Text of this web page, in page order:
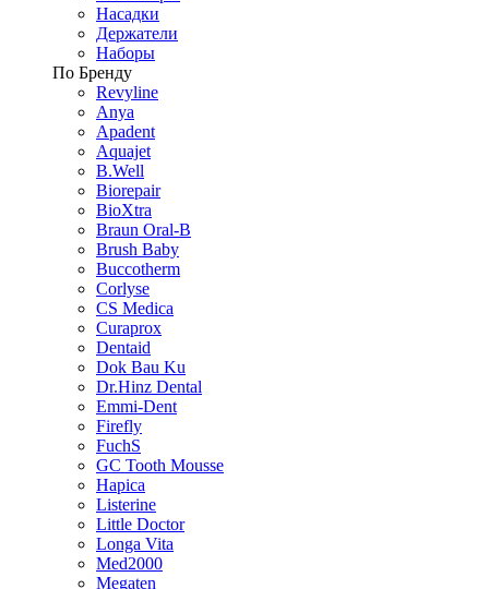
Насадки
Держатели
Наборы
По Бренду
Revyline
Anya
Apadent
Aquajet
B.Well
Biorepair
BioXtra
Braun Oral-B
Brush Baby
Buccotherm
Corlyse
CS Medica
Curaprox
Dentaid
Dok Bau Ku
Dr.Hinz Dental
Emmi-Dent
Firefly
FuchS
GC Tooth Mousse
Hapica
Listerine
Little Doctor
Longa Vita
Med2000
Megaten